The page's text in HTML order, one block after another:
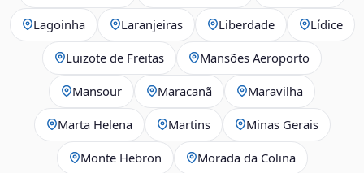
Lagoinha Laranjeiras Liberdade Lídice
Luizote de Freitas Mansões Aeroporto
Mansour Maracanã Maravilha
Marta Helena Martins Minas Gerais
Monte Hebron Morada da Colina